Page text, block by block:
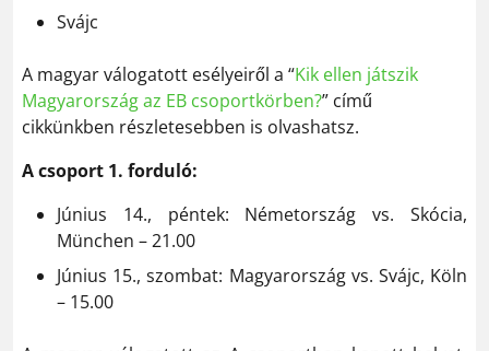
Svájc
A magyar válogatott esélyeiről a “Kik ellen játszik
Magyarország az EB csoportkörben?” című
cikkünkben részletesebben is olvashatsz.
A csoport 1. forduló:
Június 14., péntek: Németország vs. Skócia,
München – 21.00
Június 15., szombat: Magyarország vs. Svájc, Köln
– 15.00